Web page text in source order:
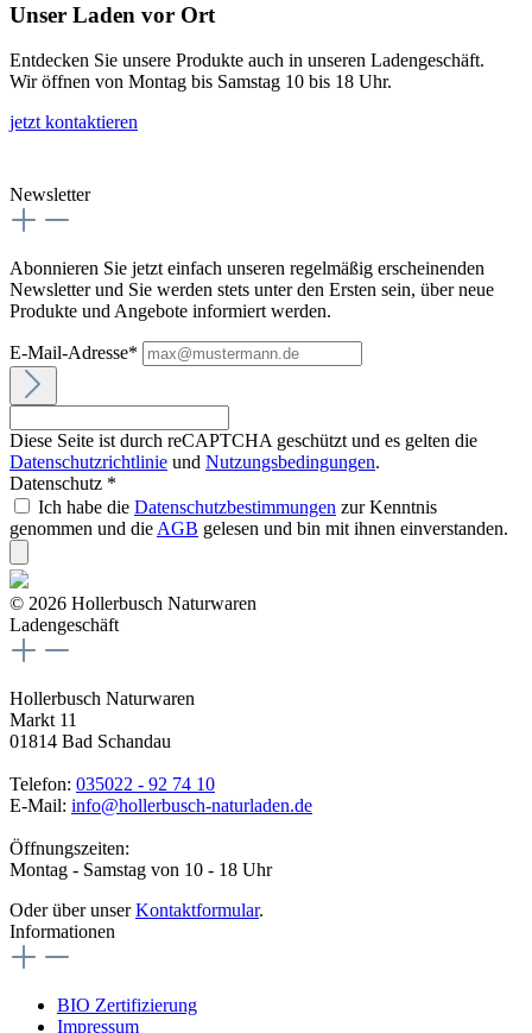
Unser Laden vor Ort
Entdecken Sie unsere Produkte auch in unseren Ladengeschäft.
Wir öffnen von Montag bis Samstag 10 bis 18 Uhr.
jetzt kontaktieren
Newsletter
Abonnieren Sie jetzt einfach unseren regelmäßig erscheinenden
Newsletter und Sie werden stets unter den Ersten sein, über neue
Produkte und Angebote informiert werden.
E-Mail-Adresse*
Diese Seite ist durch reCAPTCHA geschützt und es gelten die
Datenschutzrichtlinie und Nutzungsbedingungen.
Datenschutz *
Ich habe die Datenschutzbestimmungen zur Kenntnis
genommen und die AGB gelesen und bin mit ihnen einverstanden.
© 2026 Hollerbusch Naturwaren
Ladengeschäft
Hollerbusch Naturwaren
Markt 11
01814 Bad Schandau
Telefon: 035022 - 92 74 10
E-Mail: info@hollerbusch-naturladen.de
Öffnungszeiten:
Montag - Samstag von 10 - 18 Uhr
Oder über unserKontaktformular.
Informationen
BIO Zertifizierung
Impressum